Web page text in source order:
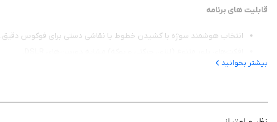
قابلیت های برنامه
انتخاب هوشمند سوژه با کشیدن خطوط یا نقاشی دستی برای فوکوس دقیق.
فیلترهای حرفه‌ای مانند Cross Process برای ویرایش جداگانه پیش‌زمینه و پس‌زمینه.
امکان ذخیره به‌عنوان عکس، ویدیوی زنده یا GIF و اشتراک‌گذاری در شبکه‌های اجتماعی.
بیشتر بخوانید